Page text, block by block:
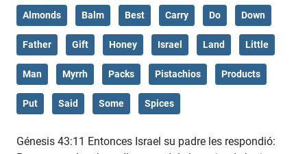
Almonds Balm Best Carry Do Down
Father Gift Honey Israel Land Little
Man Myrrh Packs Pistachios Products
Put Said Some Spices
Génesis 43:11 Entonces Israel su padre les respondió: